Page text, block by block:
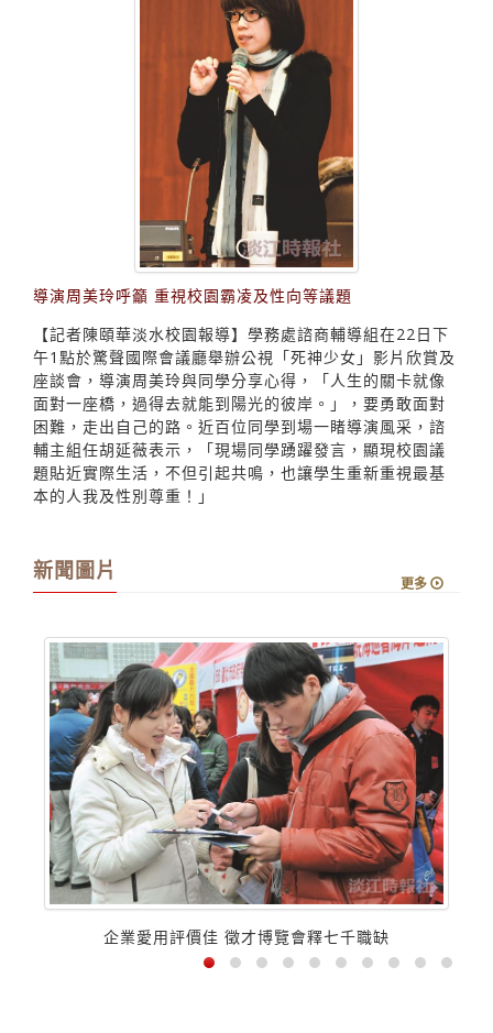
導演周美玲呼籲 重視校園霸凌及性向等議題
【記者陳頤華淡水校園報導】學務處諮商輔導組在22日下
午1點於驚聲國際會議廳舉辦公視「死神少女」影片欣賞及
座談會，導演周美玲與同學分享心得，「人生的關卡就像
面對一座橋，過得去就能到陽光的彼岸。」，要勇敢面對
困難，走出自己的路。近百位同學到場一睹導演風采，諮
輔主組任胡延薇表示，「現場同學踴躍發言，顯現校園議
題貼近實際生活，不但引起共鳴，也讓學生重新重視最基
本的人我及性別尊重！」
新聞圖片
更多
企業愛用評價佳 徵才博覽會釋七千職缺